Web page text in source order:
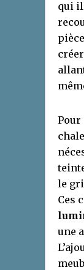
qui
Pour
le
Ces
une